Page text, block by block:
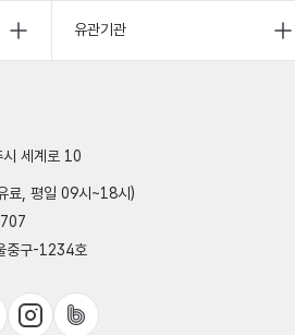
유관기관
세계로 10
, 평일 09시~18시)
중구-1234호